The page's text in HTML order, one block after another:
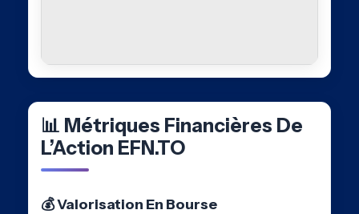
📊 Métriques Financières De
L’Action EFN.TO
💰 Valorisation En Bourse